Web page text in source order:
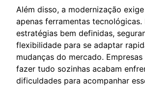
Além disso, a modernização
apenas ferramentas
estratégias bem definidas,
flexibilidade para se adaptar
mudanças do mercado.
fazer tudo sozinhas acabam
dificuldades para acompanhar